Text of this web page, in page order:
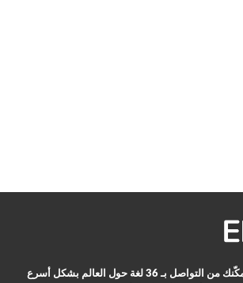
ENENCE - جهاز ثوري يمكّنك من التواصل بـ 36 لغة حول العالم بشكل أسرع